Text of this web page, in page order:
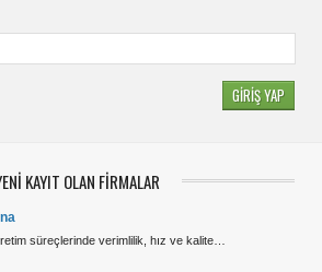
KAYIT OLAN FİRMALAR
süreçlerinde verimlilik, hız ve kalite…